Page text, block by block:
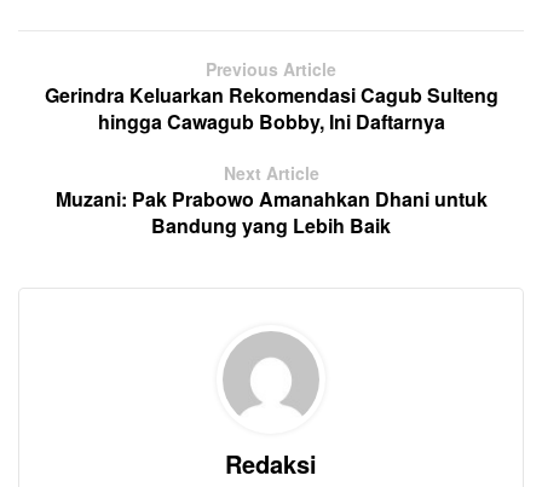
Previous Article
Gerindra Keluarkan Rekomendasi Cagub Sulteng
hingga Cawagub Bobby, Ini Daftarnya
Next Article
Muzani: Pak Prabowo Amanahkan Dhani untuk
Bandung yang Lebih Baik
Redaksi